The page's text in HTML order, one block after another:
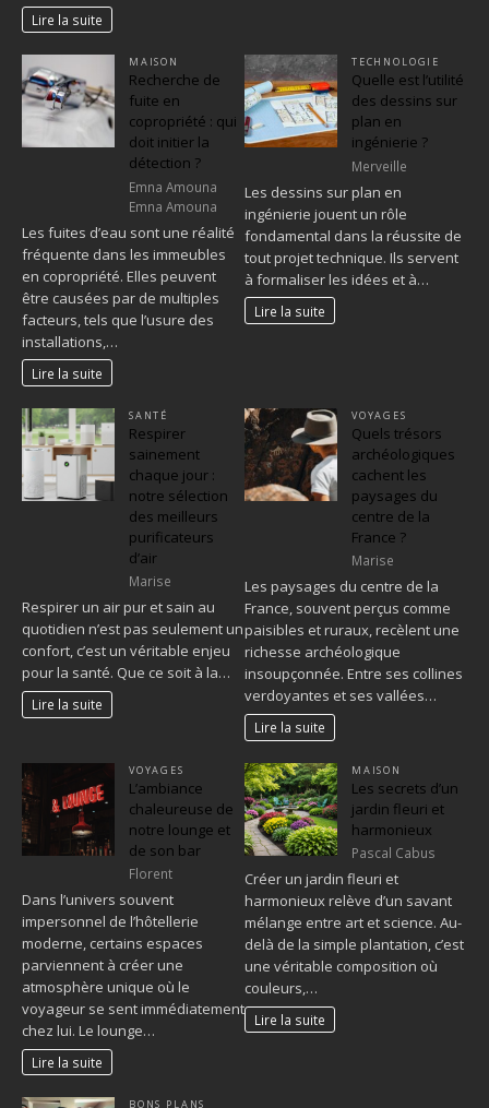
Lire la suite
MAISON
Recherche de
fuite en
copropriété : qui
doit initier la
détection ?
Emna Amouna
Emna Amouna
Les fuites d’eau sont une réalité
fréquente dans les immeubles
en copropriété. Elles peuvent
être causées par de multiples
facteurs, tels que l’usure des
installations,…
Lire la suite
TECHNOLOGIE
Quelle est l’utilité
des dessins sur
plan en
ingénierie ?
Merveille
Les dessins sur plan en
ingénierie jouent un rôle
fondamental dans la réussite de
tout projet technique. Ils servent
à formaliser les idées et à…
Lire la suite
SANTÉ
Respirer
sainement
chaque jour :
notre sélection
des meilleurs
purificateurs
d’air
Marise
Respirer un air pur et sain au
quotidien n’est pas seulement un
confort, c’est un véritable enjeu
pour la santé. Que ce soit à la…
Lire la suite
VOYAGES
Quels trésors
archéologiques
cachent les
paysages du
centre de la
France ?
Marise
Les paysages du centre de la
France, souvent perçus comme
paisibles et ruraux, recèlent une
richesse archéologique
insoupçonnée. Entre ses collines
verdoyantes et ses vallées…
Lire la suite
VOYAGES
L’ambiance
chaleureuse de
notre lounge et
de son bar
Florent
Dans l’univers souvent
impersonnel de l’hôtellerie
moderne, certains espaces
parviennent à créer une
atmosphère unique où le
voyageur se sent immédiatement
chez lui. Le lounge…
Lire la suite
MAISON
Les secrets d’un
jardin fleuri et
harmonieux
Pascal Cabus
Créer un jardin fleuri et
harmonieux relève d’un savant
mélange entre art et science. Au-
delà de la simple plantation, c’est
une véritable composition où
couleurs,…
Lire la suite
BONS PLANS